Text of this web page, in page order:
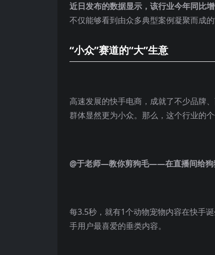
近日发布的数据显示，该行业今年同比
不仅能够看到由众多典型案例凝聚而成
“小众”赛道的“大”生意
高速发展的快手电商，成就了不少品牌
群体显然更为小众。那么，这个行业的
@于老师—教你剪狗毛——在直播间给
每3.5秒，就有1个动物宠物内容在快手
手用户最喜爱的垂类内容。